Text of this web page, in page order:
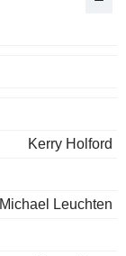
Kerry Holford
Michael Leuchten